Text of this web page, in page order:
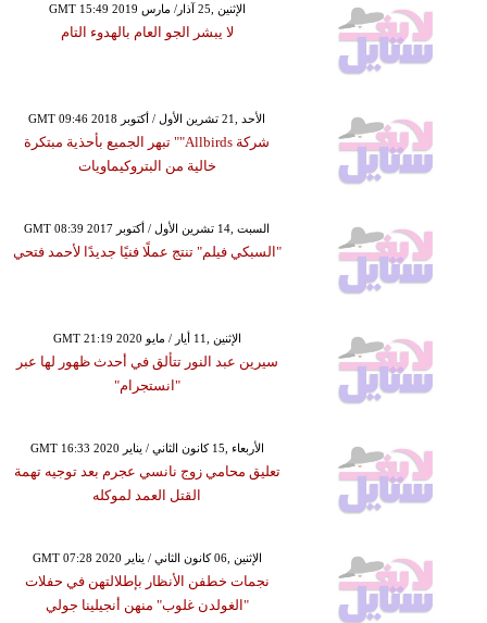
GMT 15:49 2019 الإثنين ,25 آذار/ مارس
لا يبشر الجو العام بالهدوء التام
GMT 09:46 2018 الأحد ,21 تشرين الأول / أكتوبر
شركة Allbirds"" تبهر الجميع بأحذية مبتكرة
خالية من البتروكيماويات
GMT 08:39 2017 السبت ,14 تشرين الأول / أكتوبر
"السبكي فيلم" تنتج عملًا فنيًا جديدًا لأحمد فتحي
GMT 21:19 2020 الإثنين ,11 أيار / مايو
سيرين عبد النور تتألق في أحدث ظهور لها عبر
"انستجرام"
GMT 16:33 2020 الأربعاء ,15 كانون الثاني / يناير
تعليق محامي زوج نانسي عجرم بعد توجيه تهمة
القتل العمد لموكله
GMT 07:28 2020 الإثنين ,06 كانون الثاني / يناير
نجمات خطفن الأنظار بإطلالتهن في حفلات
"الغولدن غلوب" منهن أنجيلينا جولي